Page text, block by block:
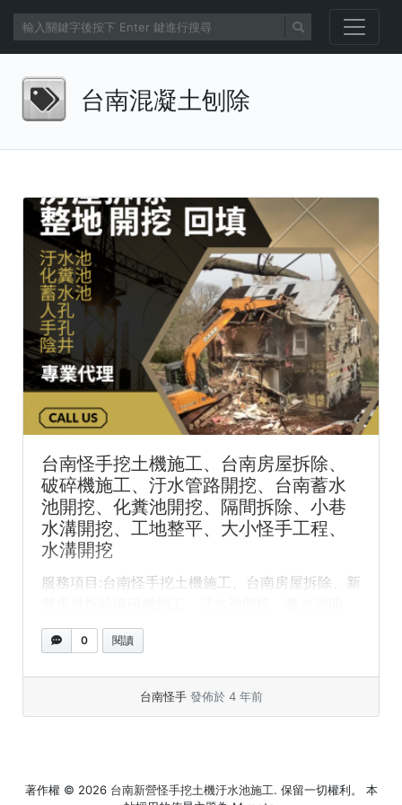
台南混凝土刨除
台南怪手挖土機施工、台南房屋拆除、
破碎機施工、汙水管路開挖、台南蓄水
池開挖、化糞池開挖、隔間拆除、小巷
水溝開挖、工地整平、大小怪手工程、
水溝開挖
服務項目:台南怪手挖土機施工、台南房屋拆除、新
挖、化糞池開挖、隔間拆... »
0 閱讀
台南怪手 發佈於 4 年前
著作權 © 2026 台南新營怪手挖土機汙水池施工. 保留一切權利。 本